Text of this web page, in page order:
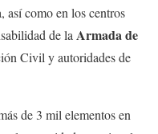
así como en los centros
de la Armada de
Civil y autoridades de